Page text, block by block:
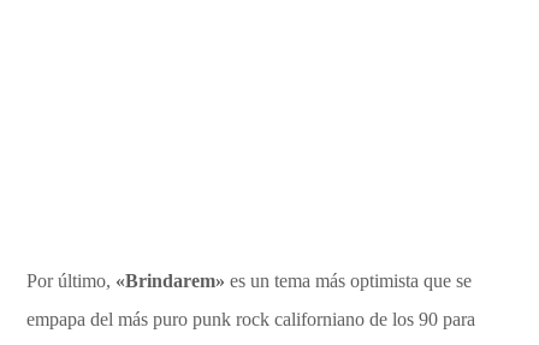
Por último, «Brindarem» es un tema más optimista que se
empapa del más puro punk rock californiano de los 90 para